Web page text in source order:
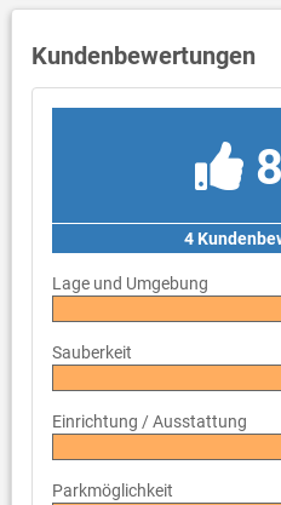
Kundenbewertungen
4
Lage und Umgebung
Sauberkeit
Einrichtung / Ausstattung
Parkmöglichkeit